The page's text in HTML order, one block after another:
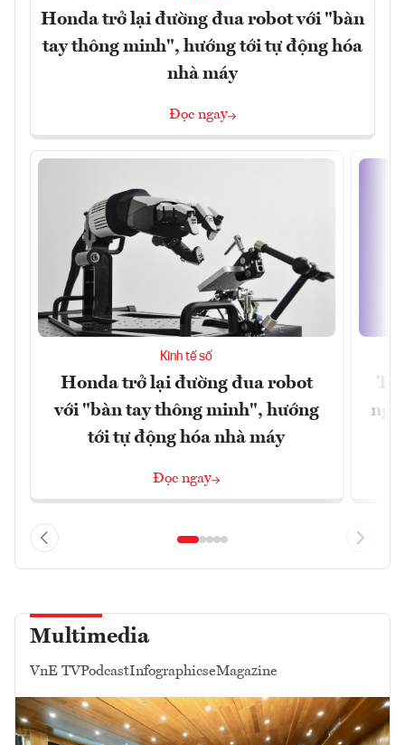
Honda trở lại đường đua robot với "bàn
tay thông minh", hướng tới tự động hóa
nhà máy
Đọc ngay
Kinh tế số
Honda trở lại đường đua robot
với "bàn tay thông minh", hướng
tới tự động hóa nhà máy
Đọc ngay
Multimedia
VnE TVPodcastInfographicseMagazine